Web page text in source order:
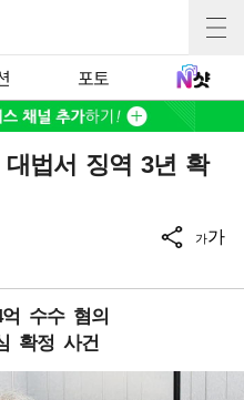
포토
법서 징역 3년 확
가가
수수 혐의
확정 사건